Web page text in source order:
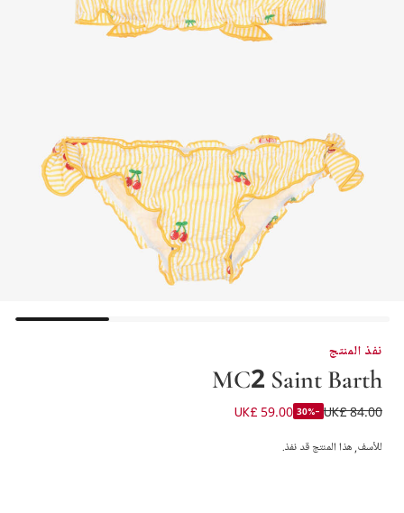
نفذ المنتج
MC2 Saint Barth
بيكيني بنات سيرساكر لون أصفر
UK£ 84.00
-30%
UK£ 59.00
للأسف, هذا المنتج قد نفذ.